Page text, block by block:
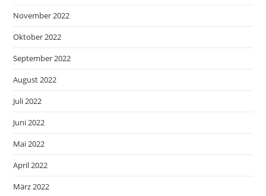
November 2022
Oktober 2022
September 2022
August 2022
Juli 2022
Juni 2022
Mai 2022
April 2022
März 2022